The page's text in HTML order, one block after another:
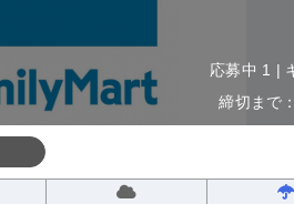
応募中 1 |
締切まで